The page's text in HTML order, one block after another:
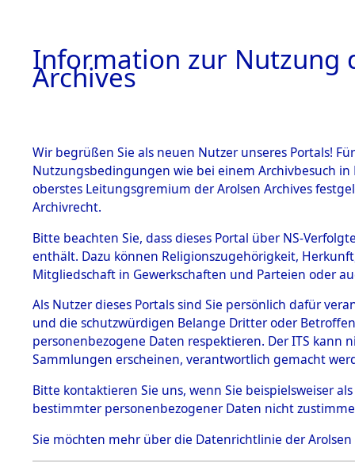
BESTÄNDE
1.
mente
5. Verschiedenes
5.3
Todesmärsche
5.3.1 Alliierte
Erhebungen
zu
Todesmärsch
en
5.3.2
von
Toter aus
Ort ihrer
0002
Information zur Nutzung
Archives
Wir begrüßen Sie als neuen Nutzer unseres Portals!
Nutzungsbedingungen wie bei einem Archivbesuch
oberstes Leitungsgremium der Arolsen Archives
Archivrecht.
Bitte beachten Sie, dass dieses Portal über NS-
enthält. Dazu können Religionszugehörigkeit,
Mitgliedschaft in Gewerkschaften und Parteien oder
Als Nutzer dieses Portals sind Sie persönlich dafür
und die schutzwürdigen Belange Dritter oder
personenbezogene Daten respektieren. Der ITS
Sammlungen erscheinen, verantwortlich gemacht
Bitte kontaktieren Sie uns, wenn Sie beispielsweiser
bestimmter personenbezogener Daten nicht
Sie möchten mehr über die Datenrichtlinie der Arolsen